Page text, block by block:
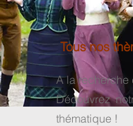
Tous nos
A la recherche
Découvrez
thématique !